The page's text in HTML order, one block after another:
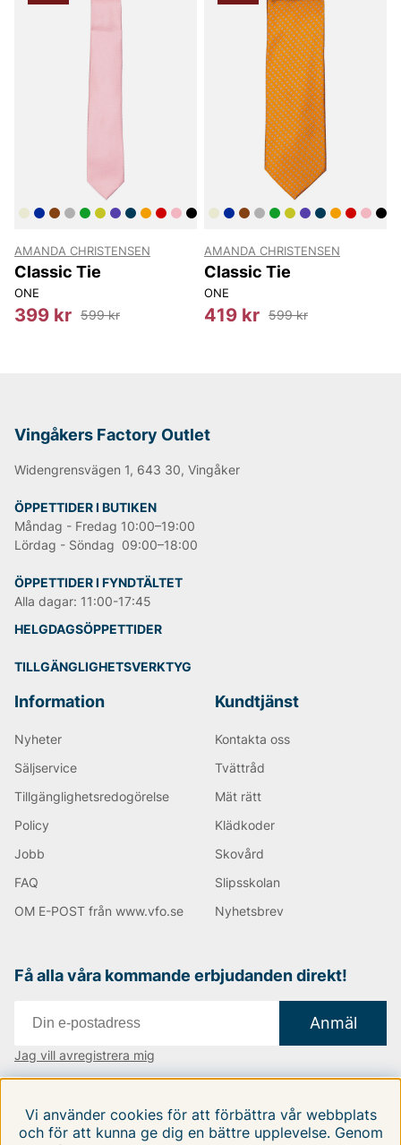
AMANDA CHRISTENSEN
Classic Tie
ONE
399 kr 599 kr
AMANDA CHRISTENSEN
Classic Tie
ONE
419 kr 599 kr
Vingåkers Factory Outlet
Widengrensvägen 1, 643 30, Vingåker
ÖPPETTIDER I BUTIKEN
Måndag - Fredag 10:00–19:00
Lördag - Söndag 09:00–18:00
ÖPPETTIDER I FYNDTÄLTET
Alla dagar: 11:00-17:45
HELGDAGSÖPPETTIDER
TILLGÄNGLIGHETSVERKTYG
Information
Nyheter
Säljservice
Tillgänglighetsredogörelse
Policy
Jobb
FAQ
OM E-POST från www.vfo.se
Kundtjänst
Kontakta oss
Tvättråd
Mät rätt
Klädkoder
Skovård
Slipsskolan
Nyhetsbrev
Få alla våra kommande erbjudanden direkt!
Anmäl
Jag vill avregistrera mig
Följ oss på våra sociala medier
Vi använder cookies för att förbättra vår webbplats
och för att kunna ge dig en bättre upplevelse. Genom